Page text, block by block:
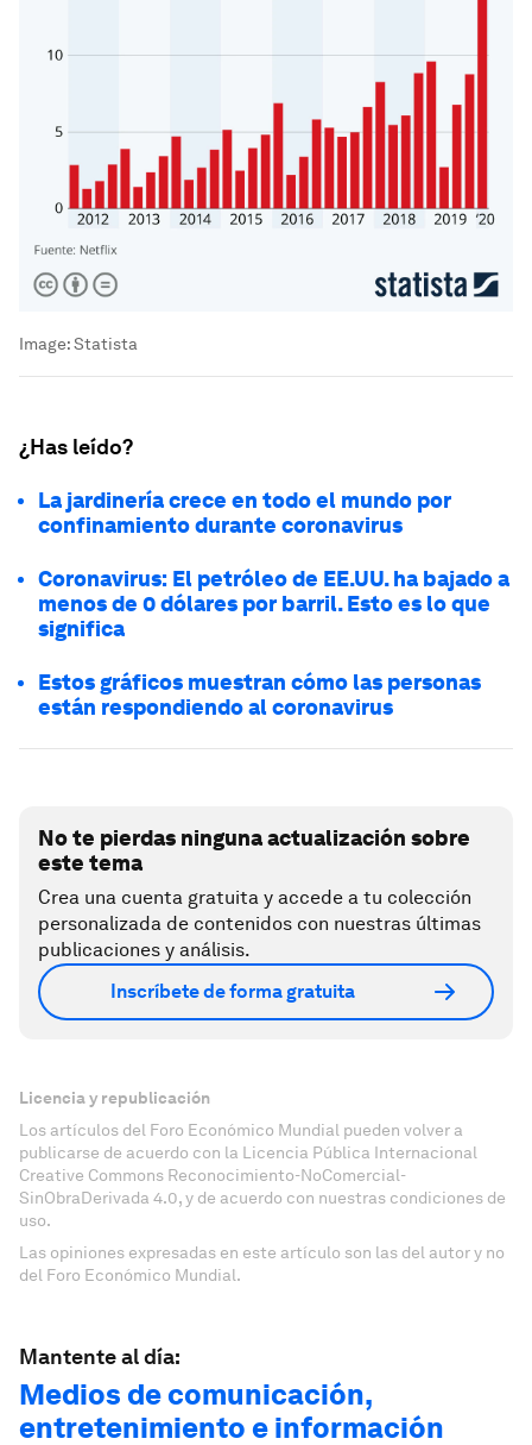
Image:Statista
¿Has leído?
La jardinería crece en todo el mundo por
confinamiento durante coronavirus
Coronavirus: El petróleo de EE.UU. ha bajado a
menos de 0 dólares por barril. Esto es lo que
significa
Estos gráficos muestran cómo las personas
están respondiendo al coronavirus
No te pierdas ninguna actualización sobre
este tema
Crea una cuenta gratuita y accede a tu colección
personalizada de contenidos con nuestras últimas
publicaciones y análisis.
Inscríbete de forma gratuita
Licencia y republicación
Los artículos del Foro Económico Mundial pueden volver a
publicarse de acuerdo con la Licencia Pública Internacional
Creative Commons Reconocimiento-NoComercial-
SinObraDerivada 4.0, y de acuerdo con nuestras condiciones de
uso.
Las opiniones expresadas en este artículo son las del autor y no
del Foro Económico Mundial.
Mantente al día:
Medios de comunicación,
entretenimiento e información